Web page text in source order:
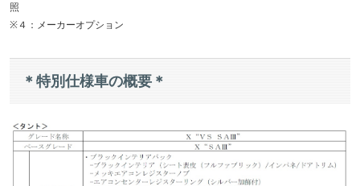
照
※４：メーカーオプション
＊特別仕様車の概要＊